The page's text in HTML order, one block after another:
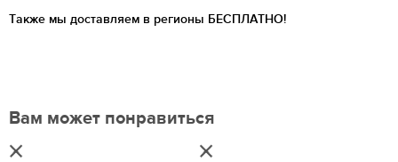
Также мы доставляем в регионы БЕСПЛАТНО!
Вам может понравиться